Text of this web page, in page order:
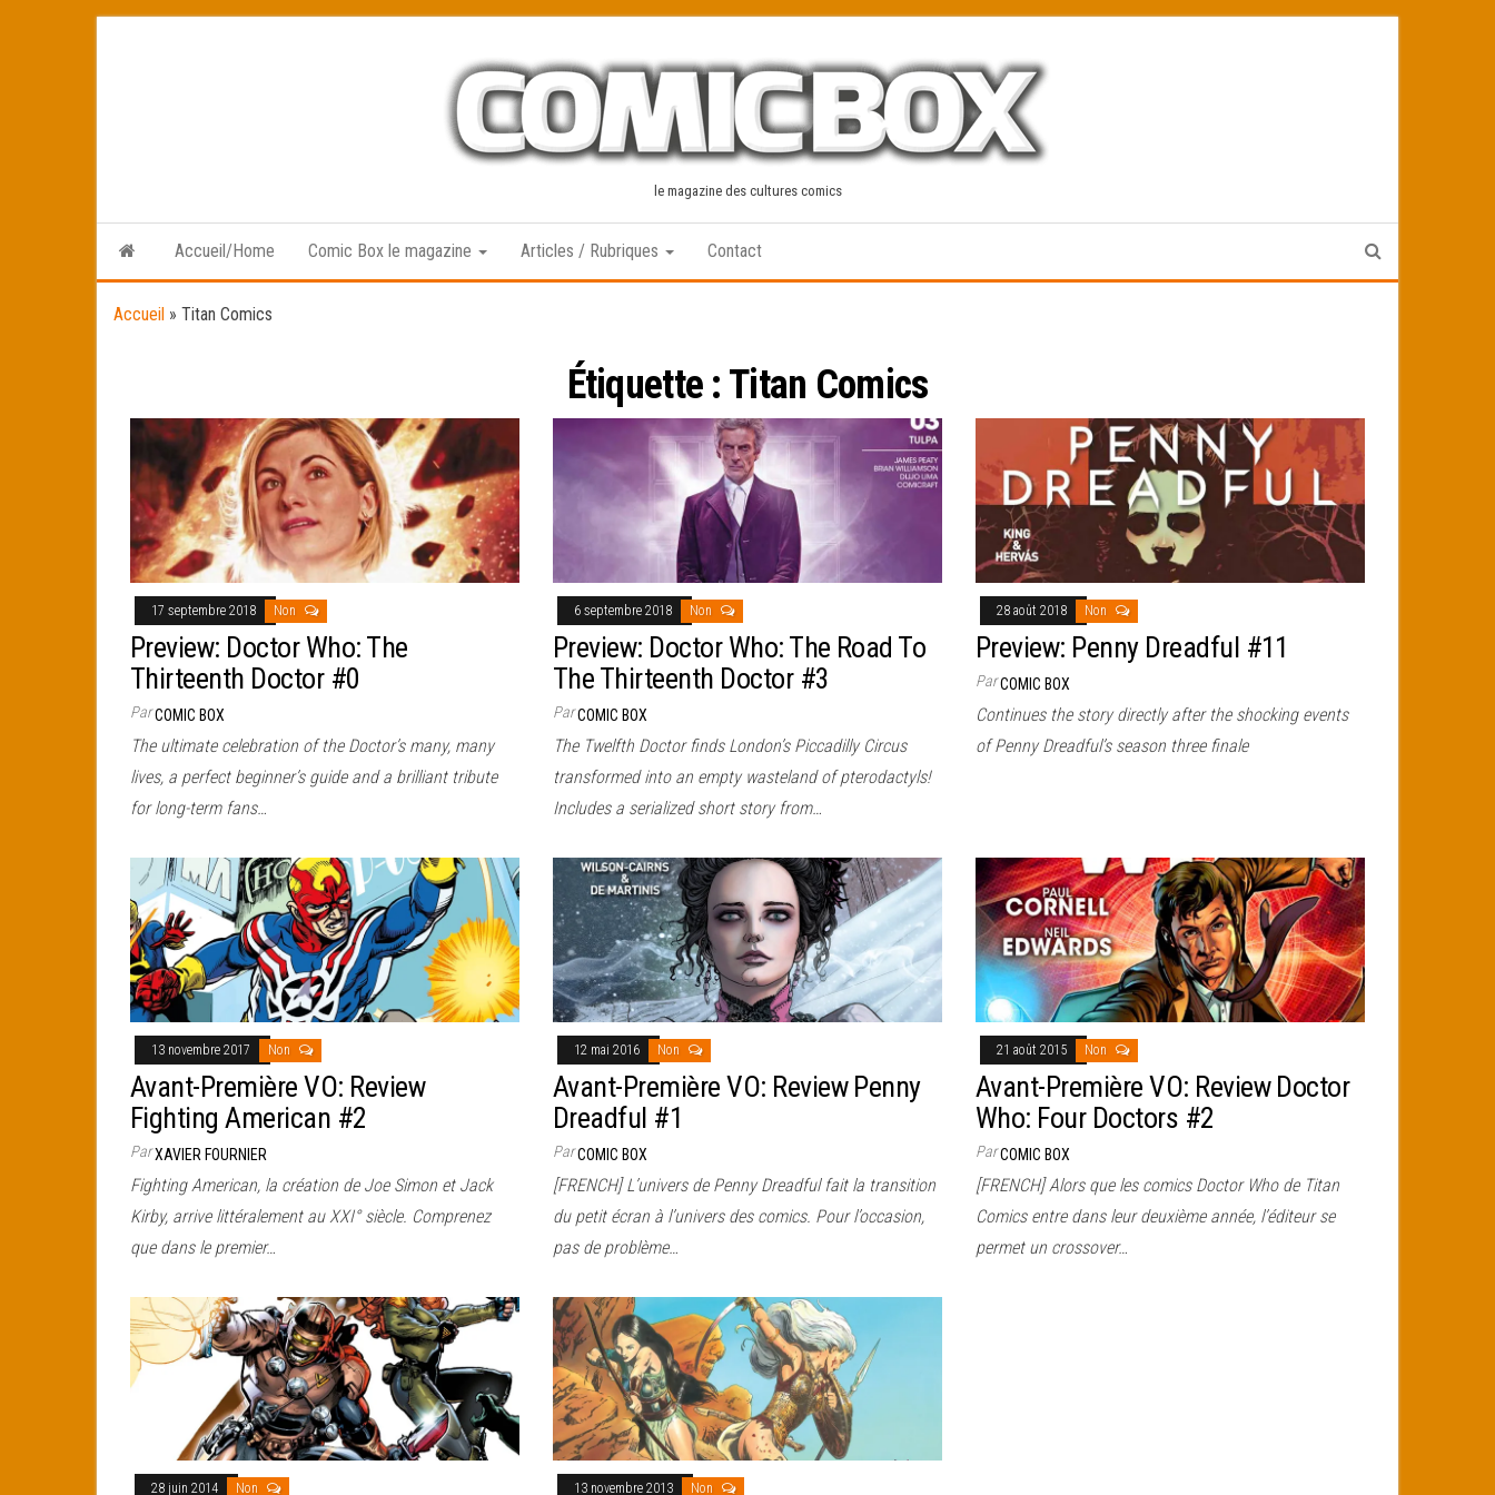
le magazine des cultures comics
Accueil/Home Comic Box le magazine Articles / Rubriques Contact
Accueil » Titan Comics
Étiquette : Titan Comics
17 septembre 2018 Non
Preview: Doctor Who: The
Thirteenth Doctor #0
ParCOMIC BOX
The ultimate celebration of the Doctor’s many, many
lives, a perfect beginner’s guide and a brilliant tribute
for long-term fans…
6 septembre 2018 Non
Preview: Doctor Who: The Road To
The Thirteenth Doctor #3
ParCOMIC BOX
The Twelfth Doctor finds London’s Piccadilly Circus
transformed into an empty wasteland of pterodactyls!
Includes a serialized short story from…
28 août 2018 Non
Preview: Penny Dreadful #11
ParCOMIC BOX
Continues the story directly after the shocking events
of Penny Dreadful’s season three finale
13 novembre 2017 Non
Avant-Première VO: Review
Fighting American #2
ParXAVIER FOURNIER
Fighting American, la création de Joe Simon et Jack
Kirby, arrive littéralement au XXI° siècle. Comprenez
que dans le premier…
12 mai 2016 Non
Avant-Première VO: Review Penny
Dreadful #1
ParCOMIC BOX
[FRENCH] L’univers de Penny Dreadful fait la transition
du petit écran à l’univers des comics. Pour l’occasion,
pas de problème…
21 août 2015 Non
Avant-Première VO: Review Doctor
Who: Four Doctors #2
ParCOMIC BOX
[FRENCH] Alors que les comics Doctor Who de Titan
Comics entre dans leur deuxième année, l’éditeur se
permet un crossover…
28 juin 2014 Non 13 novembre 2013 Non